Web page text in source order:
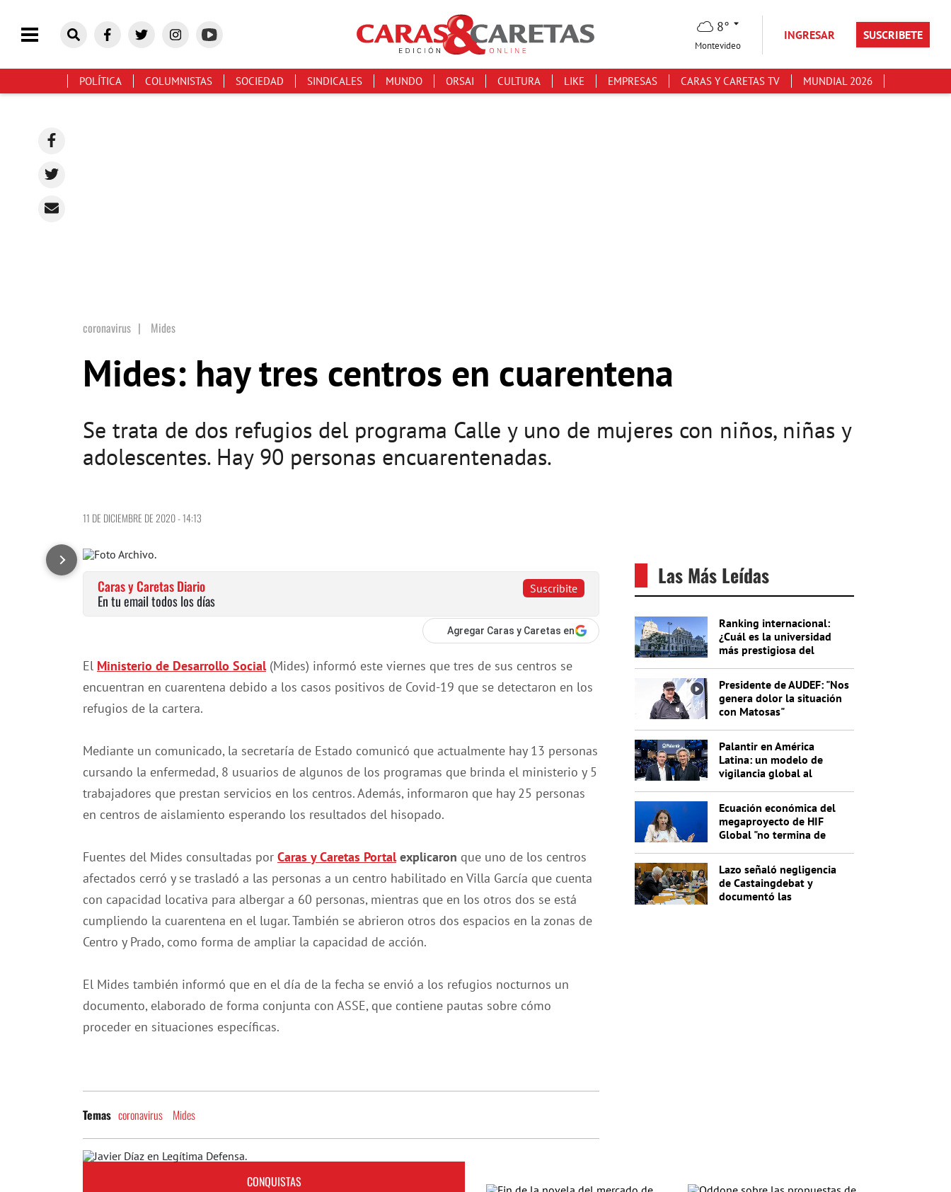
8°
Montevideo
INGRESAR SUSCRIBETE
POLÍTICA COLUMNISTAS SOCIEDAD SINDICALES MUNDO ORSAI CULTURA LIKE EMPRESAS CARAS Y CARETAS TV MUNDIAL 2026
coronavirus | Mides
Mides: hay tres centros en cuarentena
Se trata de dos refugios del programa Calle y uno de mujeres con niños, niñas y
adolescentes. Hay 90 personas encuarentenadas.
11 DE DICIEMBRE DE 2020 - 14:13
Suscribite
Caras y Caretas Diario
En tu email todos los días
Agregar Caras y Caretas en
El Ministerio de Desarrollo Social(Mides) informó este viernes que tres de sus centros se
encuentran en cuarentena debido a los casos positivos de Covid-19 que se detectaron en los
refugios de la cartera.
Mediante un comunicado, la secretaría de Estado comunicó que actualmente hay 13 personas
cursando la enfermedad, 8 usuarios de algunos de los programas que brinda el ministerio y 5
trabajadores que prestan servicios en los centros. Además, informaron que hay 25 personas
en centros de aislamiento esperando los resultados del hisopado.
Fuentes del Mides consultadas por Caras y Caretas Portalexplicaron que uno de los centros
afectados cerró y se trasladó a las personas a un centro habilitado en Villa García que cuenta
con capacidad locativa para albergar a 60 personas, mientras que en los otros dos se está
cumpliendo la cuarentena en el lugar. También se abrieron otros dos espacios en la zonas de
Centro y Prado, como forma de ampliar la capacidad de acción.
El Mides también informó que en el día de la fecha se envió a los refugios nocturnos un
documento, elaborado de forma conjunta con ASSE, que contiene pautas sobre cómo
proceder en situaciones específicas.
Temas coronavirus Mides
Las Más Leídas
Ranking internacional:
¿Cuál es la universidad
más prestigiosa del
Presidente de AUDEF: "Nos
genera dolor la situación
con Matosas"
Palantir en América
Latina: un modelo de
vigilancia global al
Ecuación económica del
megaproyecto de HIF
Global "no termina de
Lazo señaló negligencia
de Castaingdebat y
documentó las
CONQUISTAS